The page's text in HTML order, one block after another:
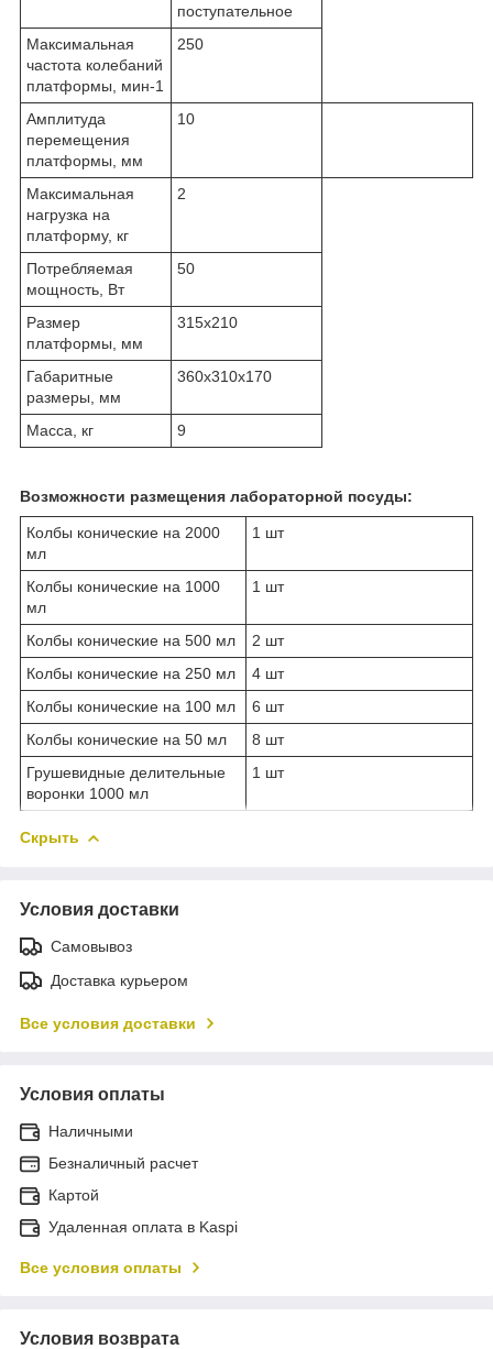
поступательное
Максимальная
частота колебаний
платформы, мин-1
250
Амплитуда
перемещения
платформы, мм
10
Максимальная
нагрузка на
платформу, кг
2
Потребляемая
мощность, Вт
50
Размер
платформы, мм
315х210
Габаритные
размеры, мм
360х310х170
Масса, кг 9
Возможности размещения лабораторной посуды:
Колбы конические на 2000
мл
1 шт
Колбы конические на 1000
мл
1 шт
Колбы конические на 500 мл
2 шт
Колбы конические на 250 мл
4 шт
Колбы конические на 100 мл
6 шт
Колбы конические на 50 мл
8 шт
Грушевидные делительные
воронки 1000 мл
1 шт
Скрыть
Условия доставки
Самовывоз
Доставка курьером
Все условия доставки
Условия оплаты
Наличными
Безналичный расчет
Картой
Удаленная оплата в Kaspi
Все условия оплаты
Условия возврата